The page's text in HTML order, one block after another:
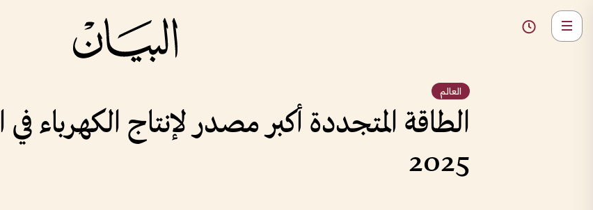
العالم
الطاقة المتجددة أكبر مصدر لإنتاج الكهرباء في
2025